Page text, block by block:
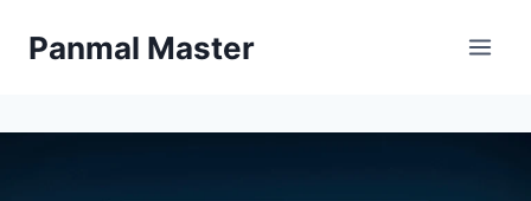
Panmal Master